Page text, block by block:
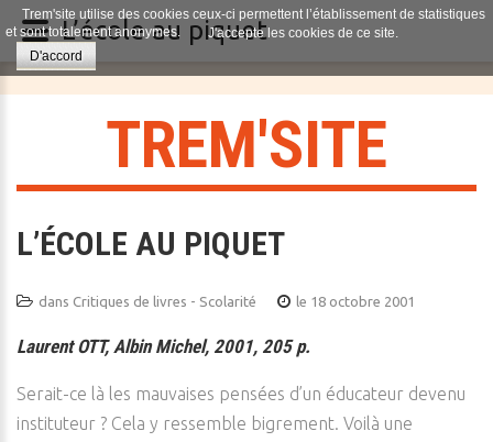
TREM'SITE
L’ÉCOLE AU PIQUET
dans Critiques de livres - Scolarité le 18 octobre 2001
Laurent OTT, Albin Michel, 2001, 205 p.
Serait-ce là les mauvaises pensées d’un éducateur devenu
instituteur ? Cela y ressemble bigrement. Voilà une
Trem'site utilise des cookies ceux-ci permettent l’établissement de statistiques
et sont totalement anonymes.
J'accepte les cookies de ce site.
D'accord
L’école au piquet